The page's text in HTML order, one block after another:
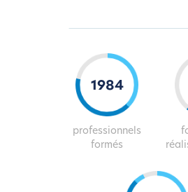
2013
professionnels
formés